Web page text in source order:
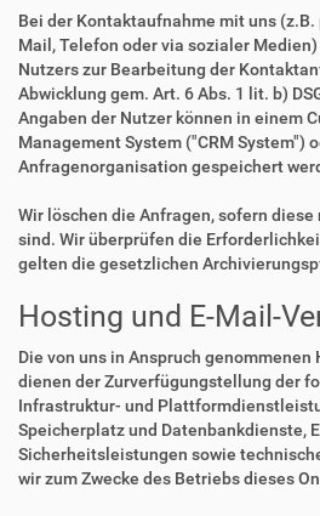
Bei der Kontaktaufnahme mit uns
Mail, Telefon oder via sozialer
Nutzers zur Bearbeitung der
Abwicklung gem. Art. 6 Abs. 1 lit. b)
Angaben der Nutzer können in einem
Management System ("CRM System")
Anfragenorganisation gespeichert
Wir löschen die Anfragen, sofern
sind. Wir überprüfen die
gelten die gesetzlichen
Hosting und E-Mail-
Die von uns in Anspruch
dienen der Zurverfügungstellung der
Infrastruktur- und
Speicherplatz und Datenbankdienste,
Sicherheitsleistungen sowie
wir zum Zwecke des Betriebs dieses